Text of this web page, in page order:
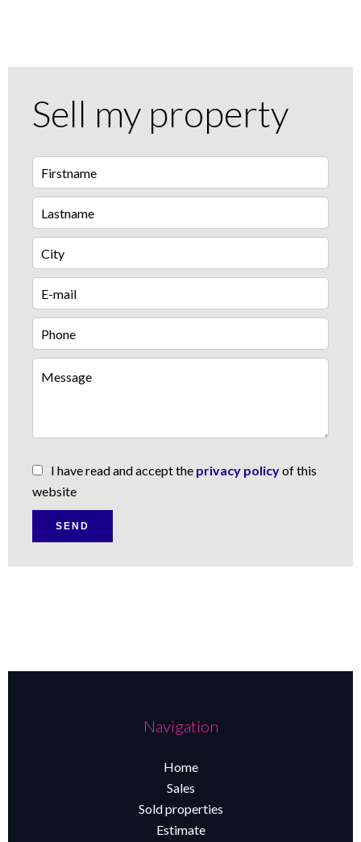
Sell my property
I have read and accept the privacy policyof this
website
SEND
Navigation
Home
Sales
Sold properties
Estimate